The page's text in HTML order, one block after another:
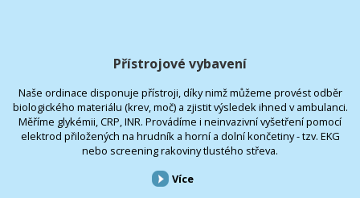
Přístrojové vybavení
Naše ordinace disponuje přístroji, díky nimž můžeme provést odběr
biologického materiálu (krev, moč) a zjistit výsledek ihned v ambulanci.
Měříme glykémii, CRP, INR. Provádíme i neinvazivní vyšetření pomocí
elektrod přiložených na hrudník a horní a dolní končetiny - tzv. EKG
nebo screening rakoviny tlustého střeva.
Více